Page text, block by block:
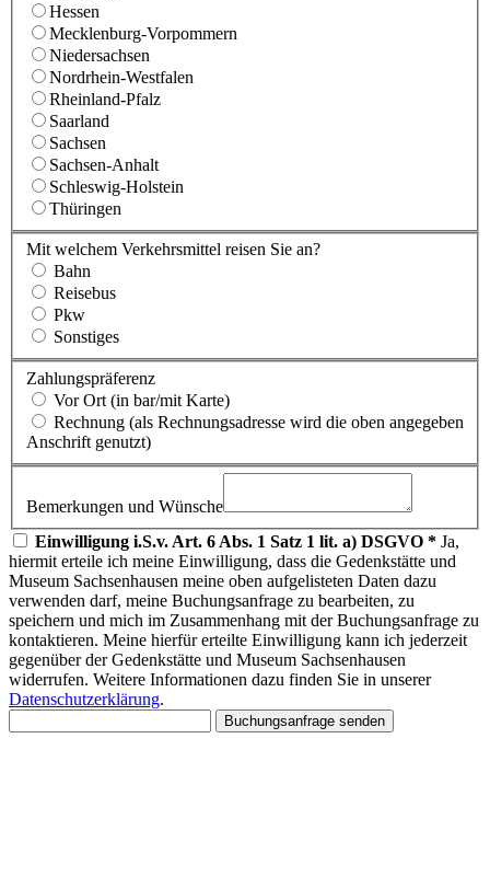
Hessen
Mecklenburg-Vorpommern
Niedersachsen
Nordrhein-Westfalen
Rheinland-Pfalz
Saarland
Sachsen
Sachsen-Anhalt
Schleswig-Holstein
Thüringen
Mit welchem Verkehrsmittel reisen Sie an?
Bahn
Reisebus
Pkw
Sonstiges
Zahlungspräferenz
Vor Ort (in bar/mit Karte)
Rechnung (als Rechnungsadresse wird die oben angegeben
Anschrift genutzt)
Bemerkungen und Wünsche
Einwilligung i.S.v. Art. 6 Abs. 1 Satz 1 lit. a) DSGVO * Ja,
hiermit erteile ich meine Einwilligung, dass die Gedenkstätte und
Museum Sachsenhausen meine oben aufgelisteten Daten dazu
verwenden darf, meine Buchungsanfrage zu bearbeiten, zu
speichern und mich im Zusammenhang mit der Buchungsanfrage zu
kontaktieren. Meine hierfür erteilte Einwilligung kann ich jederzeit
gegenüber der Gedenkstätte und Museum Sachsenhausen
widerrufen. Weitere Informationen dazu finden Sie in unserer
Datenschutzerklärung.